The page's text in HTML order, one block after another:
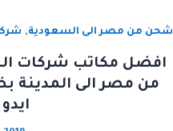
شحن من مصر الى السعودية,
افضل مكاتب شركات
من مصر الى المدينة
ايدو